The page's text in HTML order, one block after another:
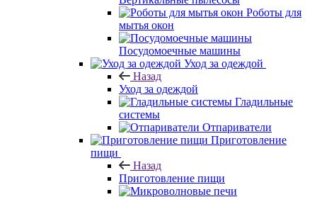
Роботы для
мытья окон
Посудомоечные машины
Уход за одеждой
Назад
Уход за одеждой
Гладильные
системы
Отпариватели
Приготовление
пищи
Назад
Приготовление пищи